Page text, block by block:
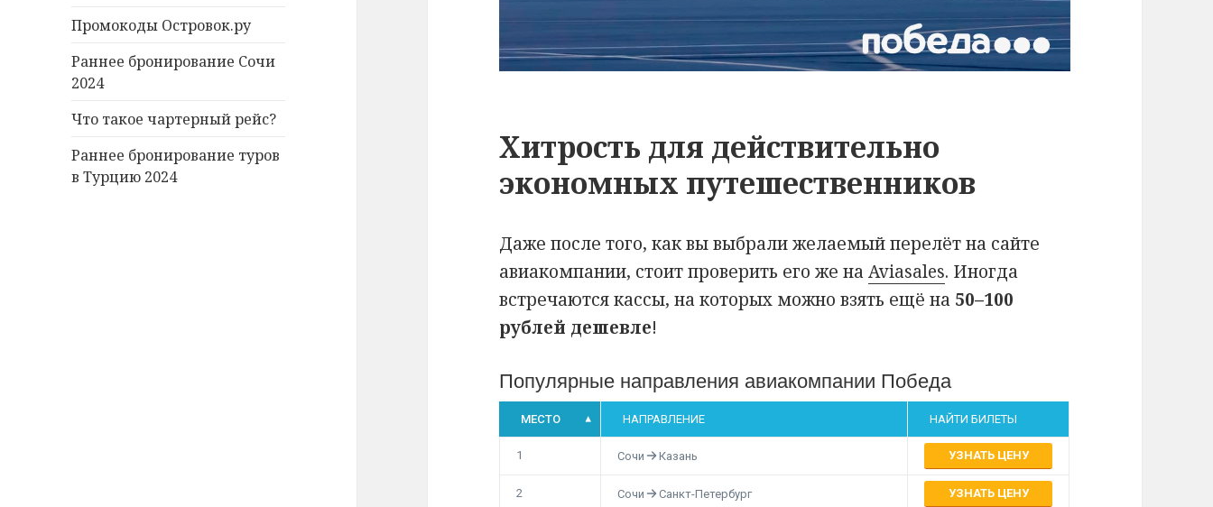
Промокоды Островок.ру
Раннее бронирование Сочи
2024
Что такое чартерный рейс?
Раннее бронирование туров
в Турцию 2024
Хитрость для действительно
экономных путешественников
Даже после того, как вы выбрали желаемый перелёт на сайте
авиакомпании, стоит проверить его же наAviasales. Иногда
встречаются кассы, на которых можно взять ещё на 50–100
рублей дешевле!
Популярные направления авиакомпании Победа
МЕСТО НАПРАВЛЕНИЕ НАЙТИ БИЛЕТЫ
1 Сочи Казань УЗНАТЬ ЦЕНУ
2 Сочи Санкт-Петербург УЗНАТЬ ЦЕНУ